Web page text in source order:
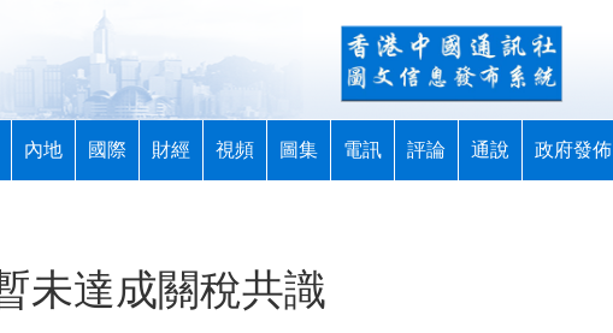
內地 國際 財經 視頻 圖集 電訊 評論 通說 政府發佈
未達成關稅共識